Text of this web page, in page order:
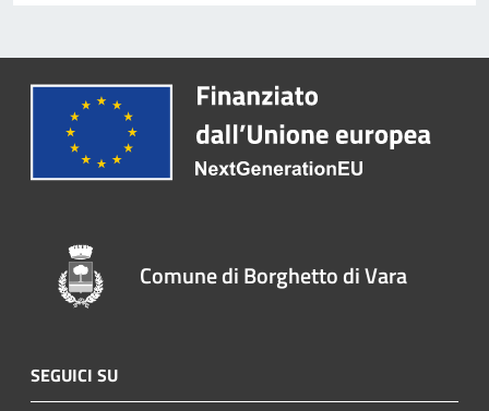
Comune di Borghetto di Vara
SEGUICI SU